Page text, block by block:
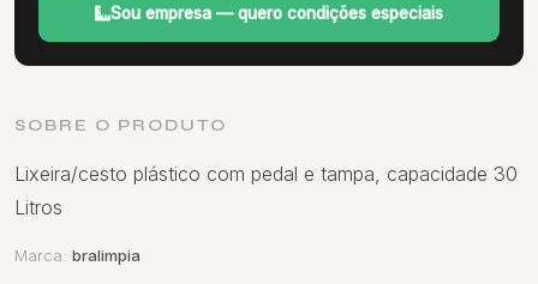
Sou empresa — quero condições especiais
SOBRE O PRODUTO
Lixeira/cesto plástico com pedal e tampa, capacidade 30
Litros
Marca: bralimpia